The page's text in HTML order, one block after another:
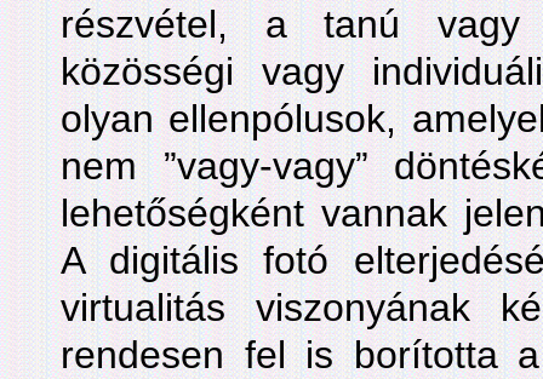
részvétel, a tanú vagy
közösségi vagy
olyan ellenpólusok,
nem ”vagy-vagy”
lehetőségként vannak
A digitális fotó
virtualitás viszonyának
rendesen fel is borította